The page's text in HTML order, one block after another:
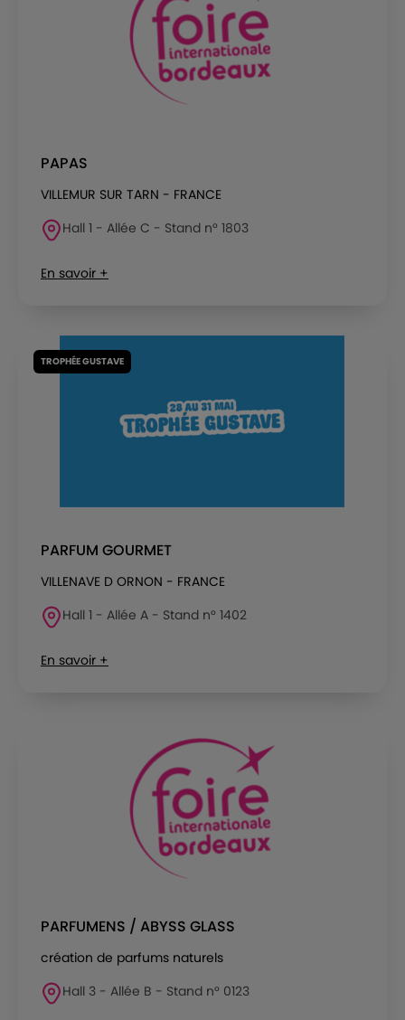
PAPAS
VILLEMUR SUR TARN - FRANCE
Hall 1 - Allée C - Stand n° 1803
En savoir +
TROPHÉE GUSTAVE
PARFUM GOURMET
VILLENAVE D ORNON - FRANCE
Hall 1 - Allée A - Stand n° 1402
En savoir +
PARFUMENS / ABYSS GLASS
création de parfums naturels
Hall 3 - Allée B - Stand n° 0123